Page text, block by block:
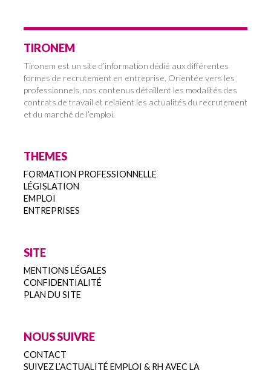
TIRONEM
Tironem est un site d’information dédié aux différentes
formes de recrutement en entreprise. Orientée vers les
professionnels, nos contenus détaillent les modalités des
contrats de travail et relaient les actualités du recrutement
et du marché de l’emploi.
THEMES
FORMATION PROFESSIONNELLE
LÉGISLATION
EMPLOI
ENTREPRISES
SITE
MENTIONS LÉGALES
CONFIDENTIALITÉ
PLAN DU SITE
NOUS SUIVRE
CONTACT
SUIVEZ L’ACTUALITÉ EMPLOI & RH AVEC LA